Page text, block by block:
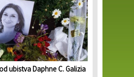
ubistva Daphne C. Galizia